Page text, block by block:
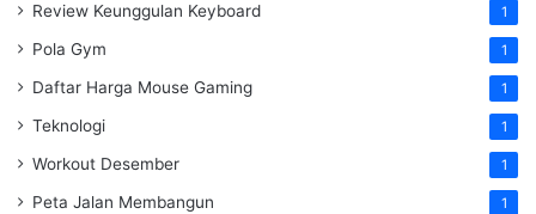
Review Keunggulan Keyboard 1
Pola Gym 1
Daftar Harga Mouse Gaming 1
Teknologi 1
Workout Desember 1
Peta Jalan Membangun 1